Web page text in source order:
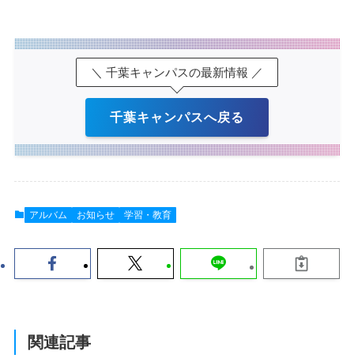
＼ 千葉キャンパスの最新情報 ／
千葉キャンパスへ戻る
アルバム お知らせ 学習・教育
関連記事